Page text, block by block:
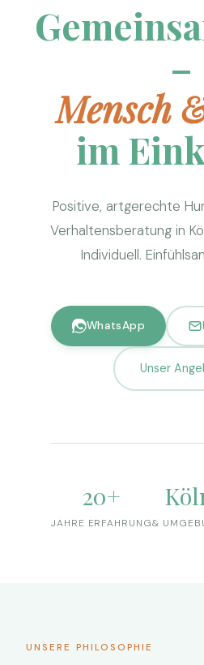
–
Mensch
im
Positive, artgerechte
Verhaltensberatung in
Individuell.
WhatsApp
Unser
20+
JAHRE ERFAHRUNG&
UNSERE PHILOSOPHIE